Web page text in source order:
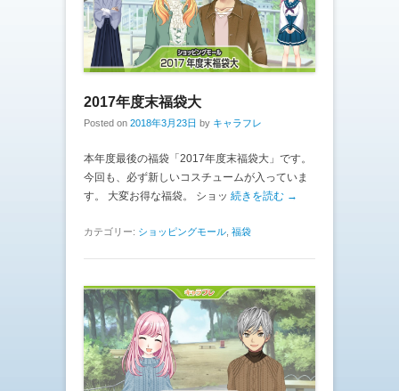
2017年度末福袋大
Posted on 2018年3月23日 by キャラフレ
本年度最後の福袋「2017年度末福袋大」です。
今回も、必ず新しいコスチュームが入っていま
す。 大変お得な福袋。 ショッ 続きを読む →
カテゴリー: ショッピングモール 福袋